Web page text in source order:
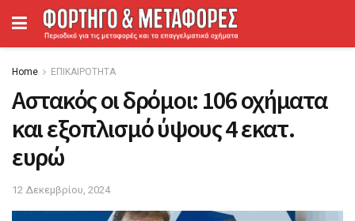
Home ΕΠΙΚΑΙΡΟΤΗΤΑ
Αστακός οι δρόμοι: 106 οχήματα
και εξοπλισμό ύψους 4 εκατ.
ευρώ
12 Δεκεμβρίου, 2024